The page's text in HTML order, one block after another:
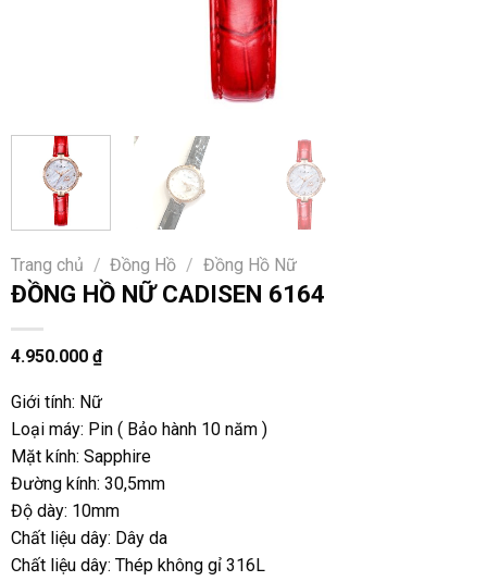
Trang chủ / Đồng Hồ / Đồng Hồ Nữ
ĐỒNG HỒ NỮ CADISEN 6164
4.950.000 ₫
Giới tính: Nữ
Loại máy: Pin ( Bảo hành 10 năm )
Mặt kính: Sapphire
Đường kính: 30,5mm
Độ dày: 10mm
Chất liệu dây: Dây da
Chất liệu dây: Thép không gỉ 316L